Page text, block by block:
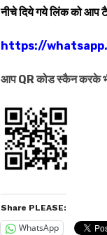
नीचे दिये गये लिंक को
https://
आप QR कोड स्कैन करके
Share PLEASE:
WhatsApp